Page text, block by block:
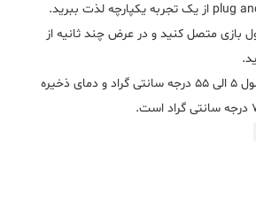
به لطف فناوری plug and play از یک تجربه یکپارچه لذت ببرید.
بازی متصل کنید و در عرض چند ثانیه از
دمای عملکرد این محصول 5 الی 55 درجه سانتی گراد و دمای ذخیره